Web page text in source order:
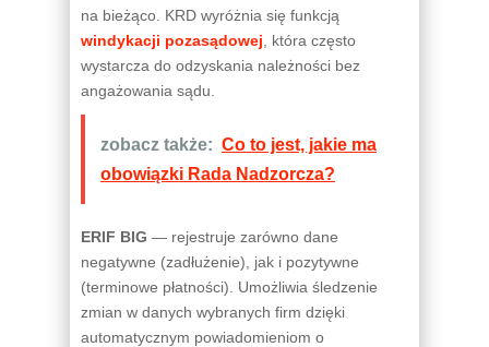
na bieżąco. KRD wyróżnia się funkcją
windykacji pozasądowej , która często
wystarcza do odzyskania należności bez
angażowania sądu.
zobacz także: Co to jest, jakie ma
obowiązki Rada Nadzorcza?
ERIF BIG — rejestruje zarówno dane
negatywne (zadłużenie), jak i pozytywne
(terminowe płatności). Umożliwia śledzenie
zmian w danych wybranych firm dzięki
automatycznym powiadomieniom o